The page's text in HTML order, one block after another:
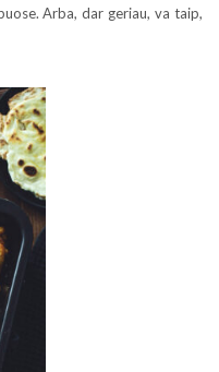
Arba, dar geriau, va taip,